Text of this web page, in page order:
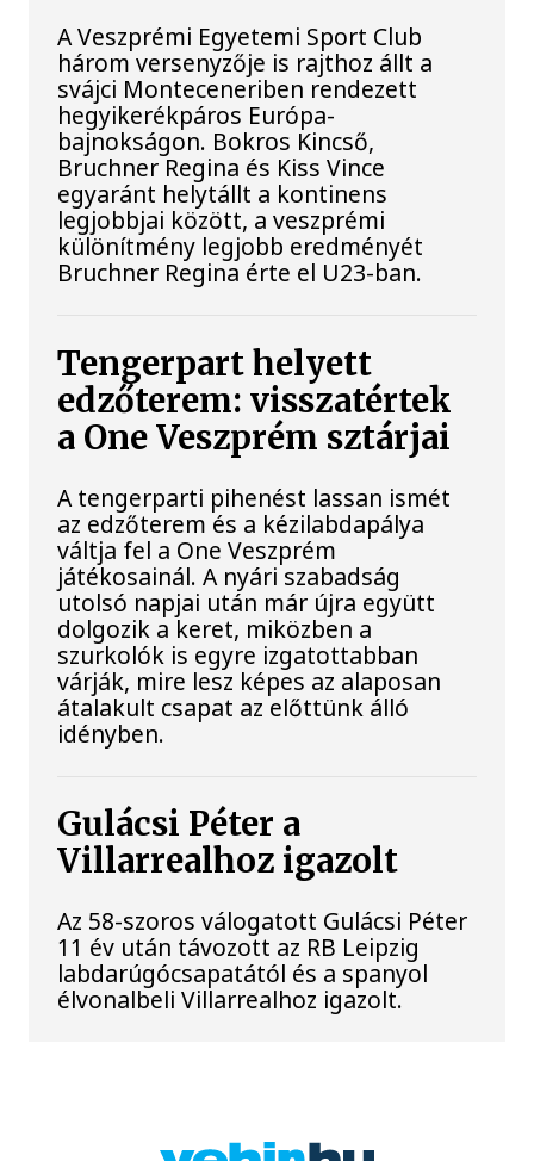
A Veszprémi Egyetemi Sport Club
három versenyzője is rajthoz állt a
svájci Monteceneriben rendezett
hegyikerékpáros Európa-
bajnokságon. Bokros Kincső,
Bruchner Regina és Kiss Vince
egyaránt helytállt a kontinens
legjobbjai között, a veszprémi
különítmény legjobb eredményét
Bruchner Regina érte el U23-ban.
Tengerpart helyett
edzőterem: visszatértek
a One Veszprém sztárjai
A tengerparti pihenést lassan ismét
az edzőterem és a kézilabdapálya
váltja fel a One Veszprém
játékosainál. A nyári szabadság
utolsó napjai után már újra együtt
dolgozik a keret, miközben a
szurkolók is egyre izgatottabban
várják, mire lesz képes az alaposan
átalakult csapat az előttünk álló
idényben.
Gulácsi Péter a
Villarrealhoz igazolt
Az 58-szoros válogatott Gulácsi Péter
11 év után távozott az RB Leipzig
labdarúgócsapatától és a spanyol
élvonalbeli Villarrealhoz igazolt.